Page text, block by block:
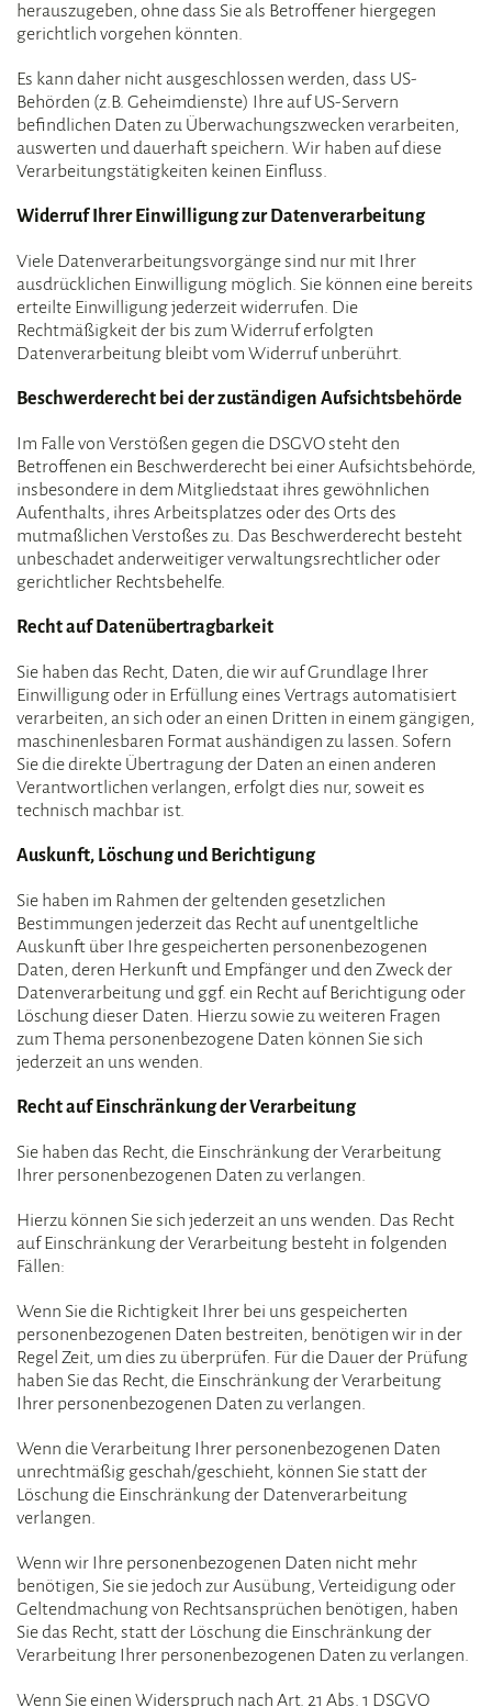
herauszugeben, ohne dass Sie als Betroffener hiergegen
gerichtlich vorgehen könnten.
Es kann daher nicht ausgeschlossen werden, dass US-
Behörden (z.B. Geheimdienste) Ihre auf US-Servern
befindlichen Daten zu Überwachungszwecken verarbeiten,
auswerten und dauerhaft speichern. Wir haben auf diese
Verarbeitungstätigkeiten keinen Einfluss.
Widerruf Ihrer Einwilligung zur Datenverarbeitung
Viele Datenverarbeitungsvorgänge sind nur mit Ihrer
ausdrücklichen Einwilligung möglich. Sie können eine bereits
erteilte Einwilligung jederzeit widerrufen. Die
Rechtmäßigkeit der bis zum Widerruf erfolgten
Datenverarbeitung bleibt vom Widerruf unberührt.
Beschwerderecht bei der zuständigen Aufsichtsbehörde
Im Falle von Verstößen gegen die DSGVO steht den
Betroffenen ein Beschwerderecht bei einer Aufsichtsbehörde,
insbesondere in dem Mitgliedstaat ihres gewöhnlichen
Aufenthalts, ihres Arbeitsplatzes oder des Orts des
mutmaßlichen Verstoßes zu. Das Beschwerderecht besteht
unbeschadet anderweitiger verwaltungsrechtlicher oder
gerichtlicher Rechtsbehelfe.
Recht auf Datenübertragbarkeit
Sie haben das Recht, Daten, die wir auf Grundlage Ihrer
Einwilligung oder in Erfüllung eines Vertrags automatisiert
verarbeiten, an sich oder an einen Dritten in einem gängigen,
maschinenlesbaren Format aushändigen zu lassen. Sofern
Sie die direkte Übertragung der Daten an einen anderen
Verantwortlichen verlangen, erfolgt dies nur, soweit es
technisch machbar ist.
Auskunft, Löschung und Berichtigung
Sie haben im Rahmen der geltenden gesetzlichen
Bestimmungen jederzeit das Recht auf unentgeltliche
Auskunft über Ihre gespeicherten personenbezogenen
Daten, deren Herkunft und Empfänger und den Zweck der
Datenverarbeitung und ggf. ein Recht auf Berichtigung oder
Löschung dieser Daten. Hierzu sowie zu weiteren Fragen
zum Thema personenbezogene Daten können Sie sich
jederzeit an uns wenden.
Recht auf Einschränkung der Verarbeitung
Sie haben das Recht, die Einschränkung der Verarbeitung
Ihrer personenbezogenen Daten zu verlangen.
Hierzu können Sie sich jederzeit an uns wenden. Das Recht
auf Einschränkung der Verarbeitung besteht in folgenden
Fällen:
Wenn Sie die Richtigkeit Ihrer bei uns gespeicherten
personenbezogenen Daten bestreiten, benötigen wir in der
Regel Zeit, um dies zu überprüfen. Für die Dauer der Prüfung
haben Sie das Recht, die Einschränkung der Verarbeitung
Ihrer personenbezogenen Daten zu verlangen.
Wenn die Verarbeitung Ihrer personenbezogenen Daten
unrechtmäßig geschah/geschieht, können Sie statt der
Löschung die Einschränkung der Datenverarbeitung
verlangen.
Wenn wir Ihre personenbezogenen Daten nicht mehr
benötigen, Sie sie jedoch zur Ausübung, Verteidigung oder
Geltendmachung von Rechtsansprüchen benötigen, haben
Sie das Recht, statt der Löschung die Einschränkung der
Verarbeitung Ihrer personenbezogenen Daten zu verlangen.
Wenn Sie einen Widerspruch nach Art. 21 Abs. 1 DSGVO